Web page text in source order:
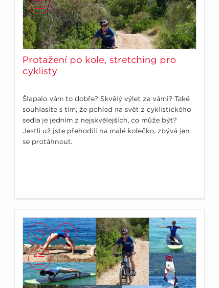
Protažení po kole, stretching pro
cyklisty
Šlapalo vám to dobře? Skvělý výlet za vámi? Také
souhlasíte s tím, že pohled na svět z cyklistického
sedla je jedním z nejskvělejších, co může být?
Jestli už jste přehodili na malé kolečko, zbývá jen
se protáhnout.